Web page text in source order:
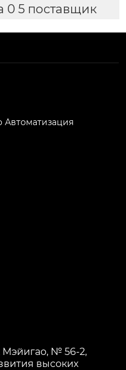
0 5 поставщик
№ 56-2,
высоких